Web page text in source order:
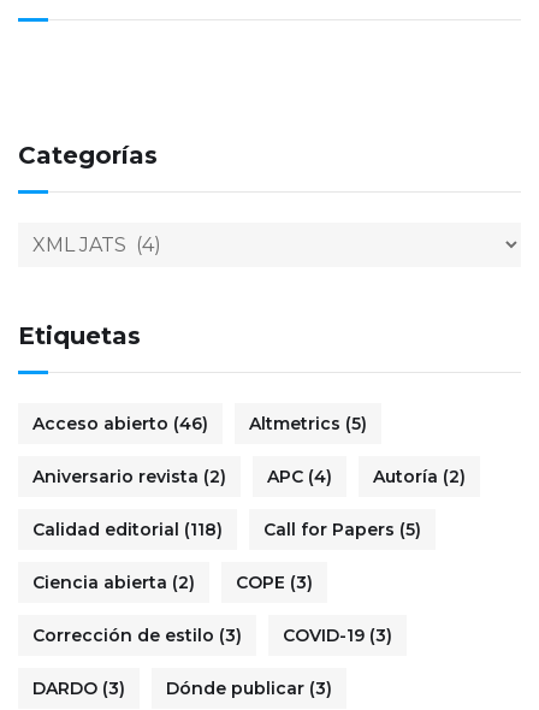
Categorías
Etiquetas
Acceso abierto (46) Altmetrics (5)
Aniversario revista (2) APC (4) Autoría (2)
Calidad editorial (118) Call for Papers (5)
Ciencia abierta (2) COPE (3)
Corrección de estilo (3) COVID-19 (3)
DARDO (3) Dónde publicar (3)